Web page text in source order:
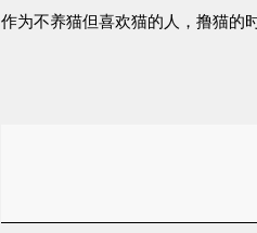
作为不养猫但喜欢猫的人，撸猫的